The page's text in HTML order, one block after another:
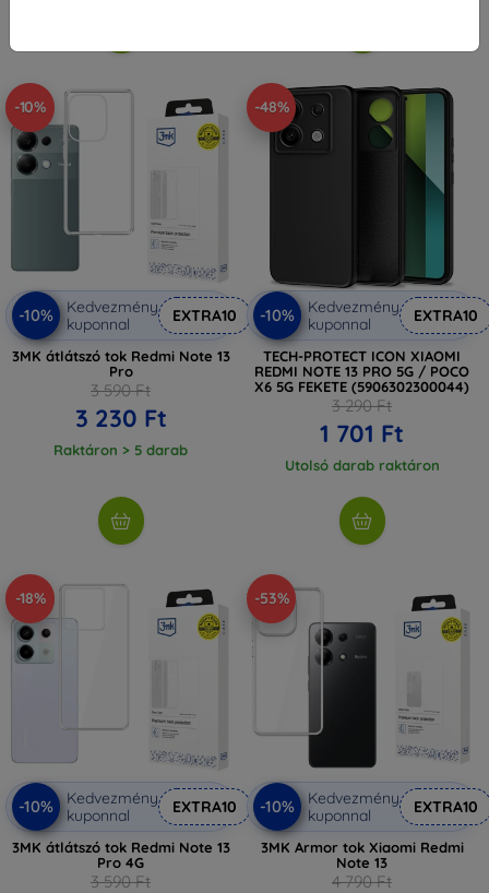
-10%
-10%
Kedvezmény
kuponnal
EXTRA10
3MK átlátszó tok Redmi Note 13
Pro
3 590 Ft
3 230 Ft
Raktáron > 5 darab
-48%
-10%
Kedvezmény
kuponnal
EXTRA10
TECH-PROTECT ICON XIAOMI
REDMI NOTE 13 PRO 5G / POCO
X6 5G FEKETE (5906302300044)
3 290 Ft
1 701 Ft
Utolsó darab raktáron
-18%
-10%
Kedvezmény
kuponnal
EXTRA10
3MK átlátszó tok Redmi Note 13
Pro 4G
3 590 Ft
-53%
-10%
Kedvezmény
kuponnal
EXTRA10
3MK Armor tok Xiaomi Redmi
Note 13
4 790 Ft